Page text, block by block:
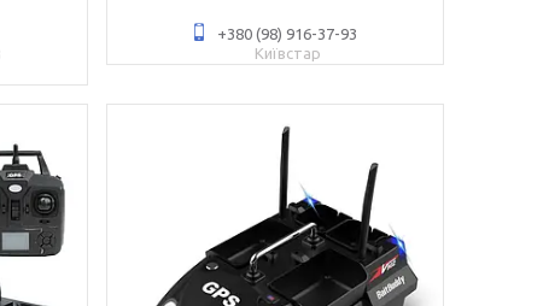
+380 (98) 916-37-93
Київстар